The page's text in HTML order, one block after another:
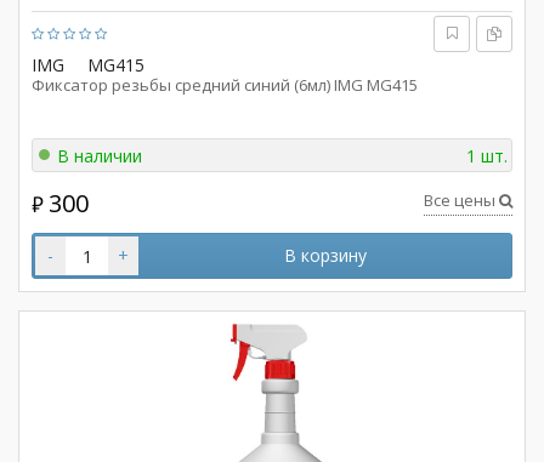
IMG MG415
Фиксатор резьбы средний синий (6мл) IMG MG415
В наличии 1 шт.
₽ 300 Все цены
- + В корзину